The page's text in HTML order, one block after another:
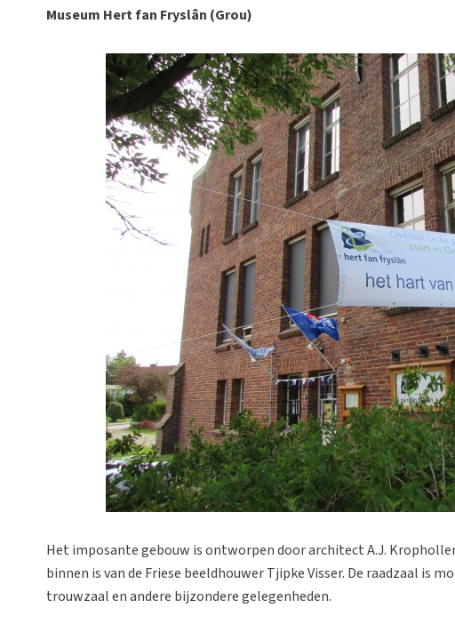
Museum Hert fan Fryslân (Grou)
Het imposante gebouw is ontworpen door architect A.J.
binnen is van de Friese beeldhouwer Tjipke Visser. De raadzaal is
trouwzaal en andere bijzondere gelegenheden.